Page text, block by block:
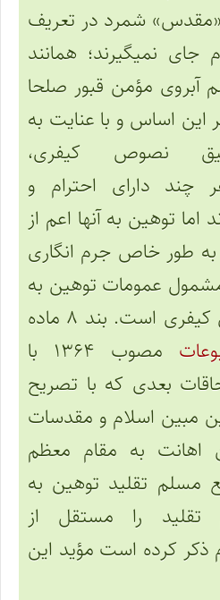
«مقدس» شمرد در تعریف
جای نمیگیرند؛ همانند
آبروی مؤمن قبور صلحا
این اساس و با عنایت به
نصوص کیفری،
چند دارای احترام و
اما توهین به آنها اعم از
طور خاص جرم انگاری
عمومات توهین به
افراد در قوانین کیفری است. بند ۸ ماده
مصوب ۱۳۶۴ با
بعدی که با تصریح
مبین اسلام و مقدسات
اهانت به مقام معظم
مسلم تقلید توهین به
تقلید را مستقل از
ذکر کرده است مؤید این